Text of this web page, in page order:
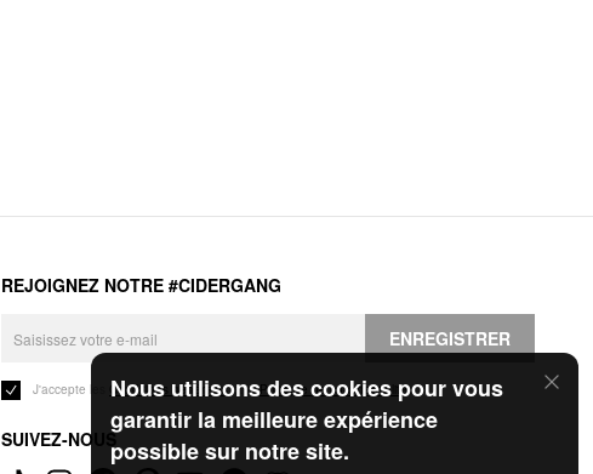
Nous utilisons des cookies pour vous
garantir la meilleure expérience
possible sur notre site.
REJOIGNEZ NOTRE #CIDERGANG
ENREGISTRER
J'accepte les Conditions généraleset laPolitique de confidentialité.
SUIVEZ-NOUS